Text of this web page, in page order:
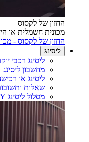
החזון של לקסוס
מכונית חשמלית או
החזון של לקסוס -
ליסינג
ליסינג רכבי
מחשבון ליסינג
ליסינג או
שאלות
מסלול ליסינג LEXUS EASY WAY